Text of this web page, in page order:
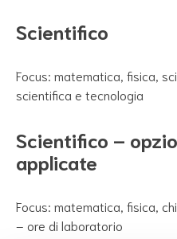
Scientifico
Focus: matematica, fisica,
scientifica e tecnologia
Scientifico –
applicate
Focus: matematica, fisica,
– ore di laboratorio